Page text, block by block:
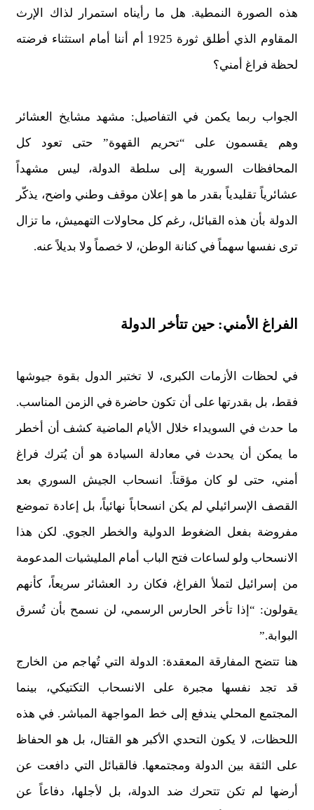
هذه الصورة النمطية. هل ما رأيناه استمرار لذاك الإرث
المقاوم الذي أطلق ثورة 1925 أم أننا أمام استثناء فرضته
لحظة فراغ أمني؟
الجواب ربما يكمن في التفاصيل: مشهد مشايخ العشائر
وهم يقسمون على “تحريم القهوة” حتى تعود كل
المحافظات السورية إلى سلطة الدولة، ليس مشهداً
عشائرياً تقليدياً بقدر ما هو إعلان موقف وطني واضح، يذكّر
الدولة بأن هذه القبائل، رغم كل محاولات التهميش، ما تزال
ترى نفسها سهماً في كنانة الوطن، لا خصماً ولا بديلاً عنه.
الفراغ الأمني: حين تتأخر الدولة
في لحظات الأزمات الكبرى، لا تختبر الدول بقوة جيوشها
فقط، بل بقدرتها على أن تكون حاضرة في الزمن المناسب.
ما حدث في السويداء خلال الأيام الماضية كشف أن أخطر
ما يمكن أن يحدث في معادلة السيادة هو أن يُترك فراغ
أمني، حتى لو كان مؤقتاً. انسحاب الجيش السوري بعد
القصف الإسرائيلي لم يكن انسحاباً نهائياً، بل إعادة تموضع
مفروضة بفعل الضغوط الدولية والخطر الجوي. لكن هذا
الانسحاب ولو لساعات فتح الباب أمام المليشيات المدعومة
من إسرائيل لتملأ الفراغ، فكان رد العشائر سريعاً، كأنهم
يقولون: “إذا تأخر الحارس الرسمي، لن نسمح بأن تُسرق
البوابة.”
هنا تتضح المفارقة المعقدة: الدولة التي تُهاجم من الخارج
قد تجد نفسها مجبرة على الانسحاب التكتيكي، بينما
المجتمع المحلي يندفع إلى خط المواجهة المباشر. في هذه
اللحظات، لا يكون التحدي الأكبر هو القتال، بل هو الحفاظ
على الثقة بين الدولة ومجتمعها. فالقبائل التي دافعت عن
أرضها لم تكن تتحرك ضد الدولة، بل لأجلها، دفاعاً عن